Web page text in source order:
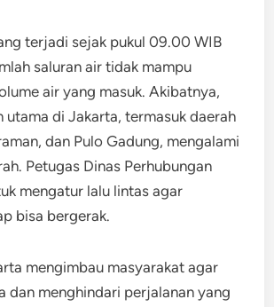
terjadi sejak pukul 09.00 WIB
saluran air tidak mampu
air yang masuk. Akibatnya,
utama di Jakarta, termasuk daerah
dan Pulo Gadung, mengalami
Petugas Dinas Perhubungan
mengatur lalu lintas agar
bisa bergerak.
mengimbau masyarakat agar
dan menghindari perjalanan yang